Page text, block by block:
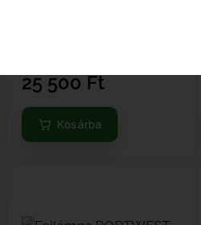
25 500Ft
Kosárba